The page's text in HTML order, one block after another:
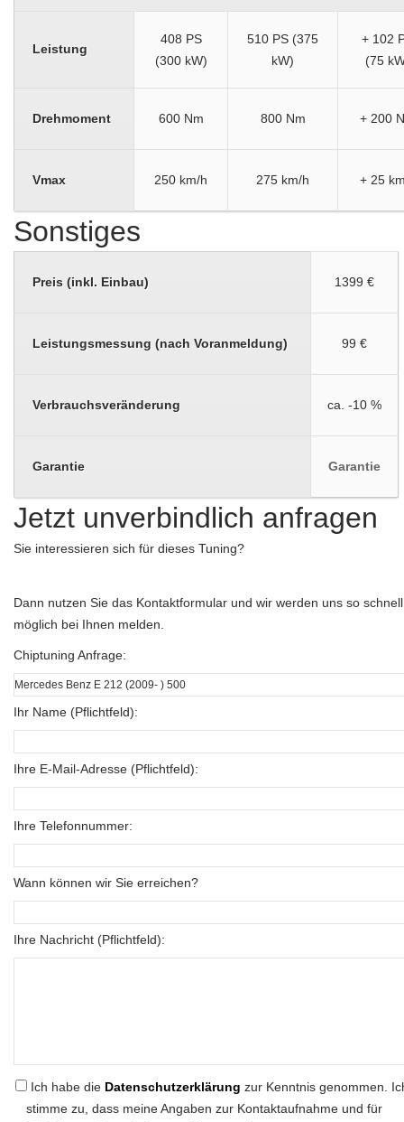
Leistung
408 PS
(300 kW)
510 PS (375
kW)
+ 102
(75
Drehmoment 600 Nm 800 Nm + 200
Vmax 250 km/h 275 km/h + 25
Sonstiges
Preis (inkl. Einbau) 1399 €
Leistungsmessung (nach Voranmeldung) 99 €
Verbrauchsveränderung ca. -10 %
Garantie Garantie
Jetzt unverbindlich anfragen
Sie interessieren sich für dieses Tuning?
Dann nutzen Sie das Kontaktformular und wir werden uns so
möglich bei Ihnen melden.
Chiptuning Anfrage:
Ihr Name (Pflichtfeld):
Ihre E-Mail-Adresse (Pflichtfeld):
Ihre Telefonnummer:
Wann können wir Sie erreichen?
Ihre Nachricht (Pflichtfeld):
Ich habe die Datenschutzerklärung zur Kenntnis genommen.
stimme zu, dass meine Angaben zur Kontaktaufnahme und für